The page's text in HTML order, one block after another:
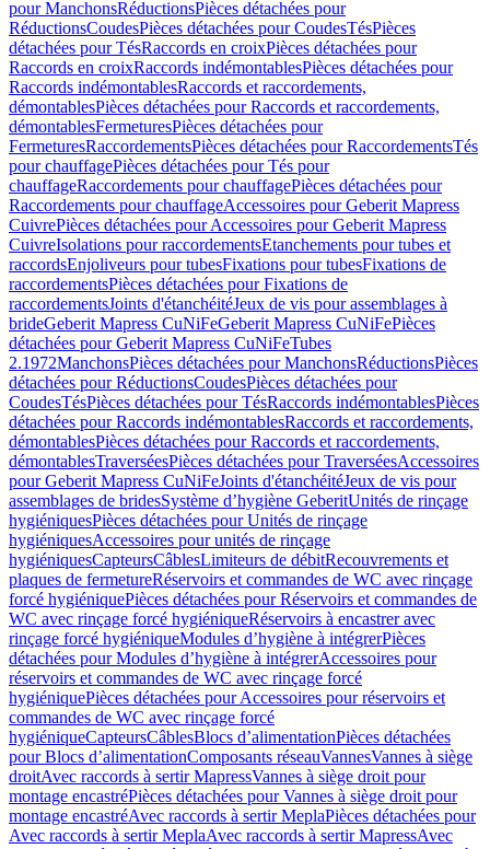
pour ManchonsRéductionsPièces détachées pour
RéductionsCoudesPièces détachées pour CoudesTésPièces
détachées pour TésRaccords en croixPièces détachées pour
Raccords en croixRaccords indémontablesPièces détachées pour
Raccords indémontablesRaccords et raccordements,
démontablesPièces détachées pour Raccords et raccordements,
démontablesFermeturesPièces détachées pour
FermeturesRaccordementsPièces détachées pour RaccordementsTés
pour chauffagePièces détachées pour Tés pour
chauffageRaccordements pour chauffagePièces détachées pour
Raccordements pour chauffageAccessoires pour Geberit Mapress
CuivrePièces détachées pour Accessoires pour Geberit Mapress
CuivreIsolations pour raccordementsEtanchements pour tubes et
raccordsEnjoliveurs pour tubesFixations pour tubesFixations de
raccordementsPièces détachées pour Fixations de
raccordementsJoints d'étanchéitéJeux de vis pour assemblages à
brideGeberit Mapress CuNiFeGeberit Mapress CuNiFePièces
détachées pour Geberit Mapress CuNiFeTubes
2.1972ManchonsPièces détachées pour ManchonsRéductionsPièces
détachées pour RéductionsCoudesPièces détachées pour
CoudesTésPièces détachées pour TésRaccords indémontablesPièces
détachées pour Raccords indémontablesRaccords et raccordements,
démontablesPièces détachées pour Raccords et raccordements,
démontablesTraverséesPièces détachées pour TraverséesAccessoires
pour Geberit Mapress CuNiFeJoints d'étanchéitéJeux de vis pour
assemblages de bridesSystème d’hygiène GeberitUnités de rinçage
hygiéniquesPièces détachées pour Unités de rinçage
hygiéniquesAccessoires pour unités de rinçage
hygiéniquesCapteursCâblesLimiteurs de débitRecouvrements et
plaques de fermetureRéservoirs et commandes de WC avec rinçage
forcé hygiéniquePièces détachées pour Réservoirs et commandes de
WC avec rinçage forcé hygiéniqueRéservoirs à encastrer avec
rinçage forcé hygiéniqueModules d’hygiène à intégrerPièces
détachées pour Modules d’hygiène à intégrerAccessoires pour
réservoirs et commandes de WC avec rinçage forcé
hygiéniquePièces détachées pour Accessoires pour réservoirs et
commandes de WC avec rinçage forcé
hygiéniqueCapteursCâblesBlocs d’alimentationPièces détachées
pour Blocs d’alimentationComposants réseauVannesVannes à siège
droitAvec raccords à sertir MapressVannes à siège droit pour
montage encastréPièces détachées pour Vannes à siège droit pour
montage encastréAvec raccords à sertir MeplaPièces détachées pour
Avec raccords à sertir MeplaAvec raccords à sertir MapressAvec